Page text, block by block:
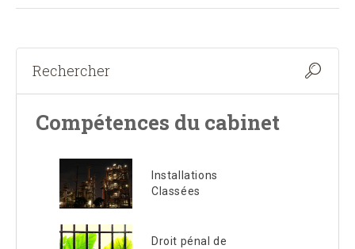
Compétences du cabinet
Installations
Classées
Droit pénal de